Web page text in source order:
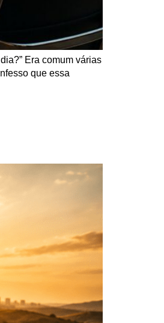
Era comum várias
que essa